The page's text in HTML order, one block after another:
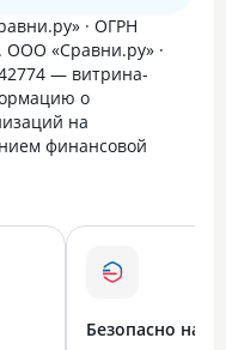
· ОГРН
ООО «Сравни.ру» ·
— витрина-
о
на
финансовой
Безопасно на